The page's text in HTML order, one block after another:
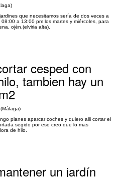
que necesitamos sería de dos veces a
a 13:00 pm los martes y miércoles, para
ojén.(elviria alta).
cesped con
tambien hay un
planes aparcar coches y quiero alli cortar el
segido por eso creo que lo mas
de hilo.
un jardín